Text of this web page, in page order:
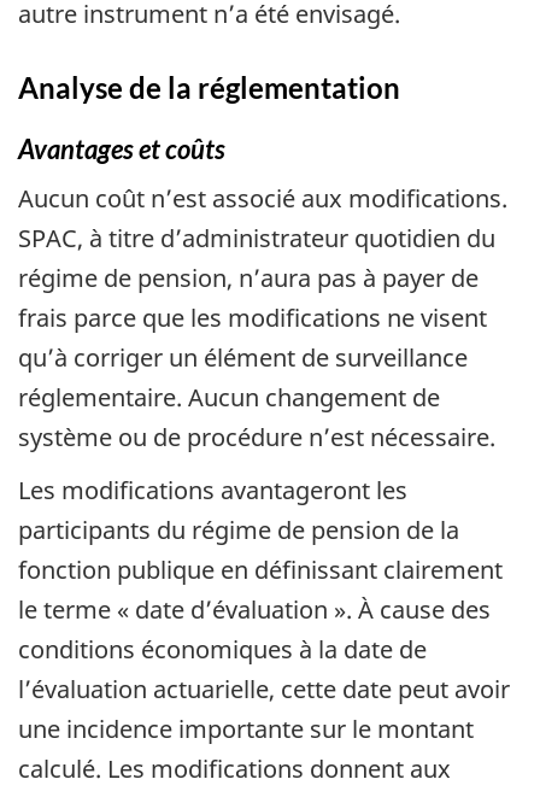
autre instrument n’a été envisagé.
Analyse de la réglementation
Avantages et coûts
Aucun coût n’est associé aux modifications.
SPAC, à titre d’administrateur quotidien du
régime de pension, n’aura pas à payer de
frais parce que les modifications ne visent
qu’à corriger un élément de surveillance
réglementaire. Aucun changement de
système ou de procédure n’est nécessaire.
Les modifications avantageront les
participants du régime de pension de la
fonction publique en définissant clairement
le terme « date d’évaluation ». À cause des
conditions économiques à la date de
l’évaluation actuarielle, cette date peut avoir
une incidence importante sur le montant
calculé. Les modifications donnent aux